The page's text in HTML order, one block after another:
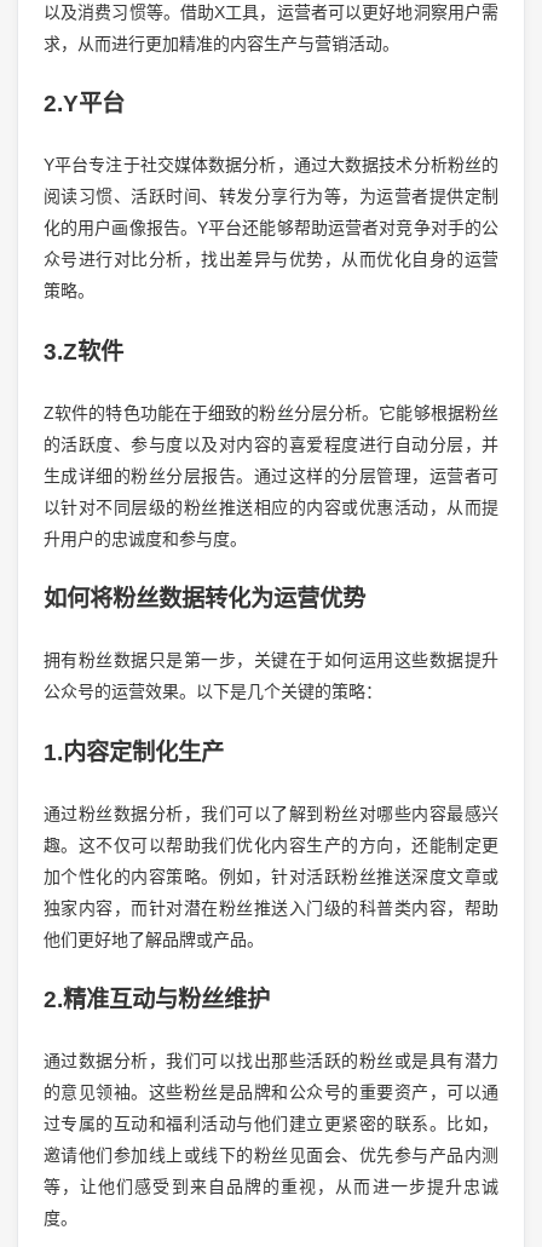
以及消费习惯等。借助X工具，运营者可以更好地洞察用户需
求，从而进行更加精准的内容生产与营销活动。
2.Y平台
Y平台专注于社交媒体数据分析，通过大数据技术分析粉丝的
阅读习惯、活跃时间、转发分享行为等，为运营者提供定制
化的用户画像报告。Y平台还能够帮助运营者对竞争对手的公
众号进行对比分析，找出差异与优势，从而优化自身的运营
策略。
3.Z软件
Z软件的特色功能在于细致的粉丝分层分析。它能够根据粉丝
的活跃度、参与度以及对内容的喜爱程度进行自动分层，并
生成详细的粉丝分层报告。通过这样的分层管理，运营者可
以针对不同层级的粉丝推送相应的内容或优惠活动，从而提
升用户的忠诚度和参与度。
如何将粉丝数据转化为运营优势
拥有粉丝数据只是第一步，关键在于如何运用这些数据提升
公众号的运营效果。以下是几个关键的策略：
1.内容定制化生产
通过粉丝数据分析，我们可以了解到粉丝对哪些内容最感兴
趣。这不仅可以帮助我们优化内容生产的方向，还能制定更
加个性化的内容策略。例如，针对活跃粉丝推送深度文章或
独家内容，而针对潜在粉丝推送入门级的科普类内容，帮助
他们更好地了解品牌或产品。
2.精准互动与粉丝维护
通过数据分析，我们可以找出那些活跃的粉丝或是具有潜力
的意见领袖。这些粉丝是品牌和公众号的重要资产，可以通
过专属的互动和福利活动与他们建立更紧密的联系。比如，
邀请他们参加线上或线下的粉丝见面会、优先参与产品内测
等，让他们感受到来自品牌的重视，从而进一步提升忠诚
度。